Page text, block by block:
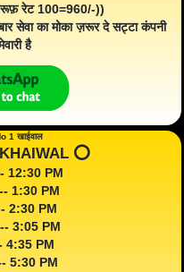
रेट 100=960/-))
सेवा का मोका ज़रूर दे सट्टा कंपनी
है
1 खाईवाल
⭕️
12:30 PM
1:30 PM
2:30 PM
3:05 PM
4:35 PM
5:30 PM